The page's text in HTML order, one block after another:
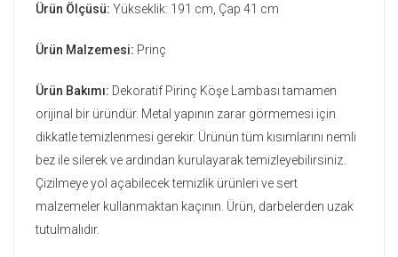
Ürün Ölçüsü: Yükseklik: 191 cm, Çap 41 cm
Ürün Malzemesi: Prinç
Ürün Bakımı: Dekoratif Pirinç Köşe Lambası tamamen
orijinal bir üründür. Metal yapının zarar görmemesi için
dikkatle temizlenmesi gerekir. Ürünün tüm kısımlarını nemli
bez ile silerek ve ardından kurulayarak temizleyebilirsiniz.
Çizilmeye yol açabilecek temizlik ürünleri ve sert
malzemeler kullanmaktan kaçının. Ürün, darbelerden uzak
tutulmalıdır.